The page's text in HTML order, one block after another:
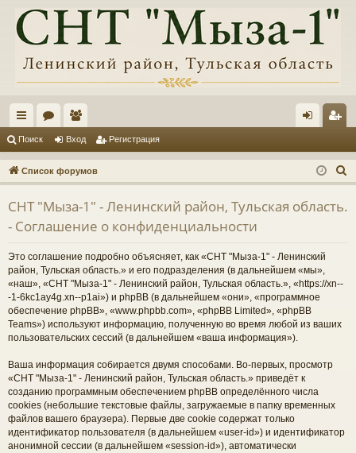
с
ы
лк
и
ум
ы
ол
ьз
ов
ат
ел
и
д ис
тр
ац
Поиск Вход Регистрация
Список форумов
о
СНТ "Мыза-1" - Ленинский район, Тульская область.
- Соглашение о конфиденциальности
Это соглашение подробно объясняет, как «СНТ "Мыза-1" - Ленинский
район, Тульская область.» и его подразделения (в дальнейшем «мы»,
«наш», «СНТ "Мыза-1" - Ленинский район, Тульская область.», «https://xn--
-1-6kc1ay4g.xn--p1ai») и phpBB (в дальнейшем «они», «программное
обеспечение phpBB», «www.phpbb.com», «phpBB Limited», «phpBB
Teams») используют информацию, полученную во время любой из ваших
пользовательских сессий (в дальнейшем «ваша информация»).
Ваша информация собирается двумя способами. Во-первых, просмотр
«СНТ "Мыза-1" - Ленинский район, Тульская область.» приведёт к
созданию программным обеспечением phpBB определённого числа
cookies (небольшие текстовые файлы, загружаемые в папку временных
файлов вашего браузера). Первые две cookie содержат только
идентификатор пользователя (в дальнейшем «user-id») и идентификатор
анонимной сессии (в дальнейшем «session-id»), автоматически